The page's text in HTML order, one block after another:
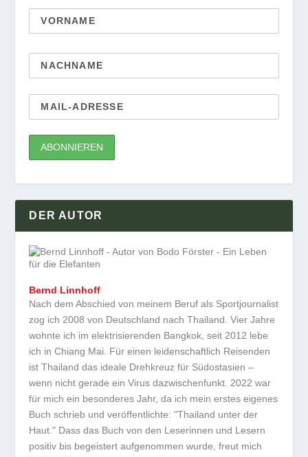
DER AUTOR
Bernd Linnhoff
Nach dem Abschied von meinem Beruf als Sportjournalist
zog ich 2008 von Deutschland nach Thailand. Vier Jahre
wohnte ich im elektrisierenden Bangkok, seit 2012 lebe
ich in Chiang Mai. Für einen leidenschaftlich Reisenden
ist Thailand das ideale Drehkreuz für Südostasien –
wenn nicht gerade ein Virus dazwischenfunkt. 2022 war
für mich ein besonderes Jahr, da ich mein erstes eigenes
Buch schrieb und veröffentlichte: "Thailand unter der
Haut." Dass das Buch von den Leserinnen und Lesern
positiv bis begeistert aufgenommen wurde, freut mich